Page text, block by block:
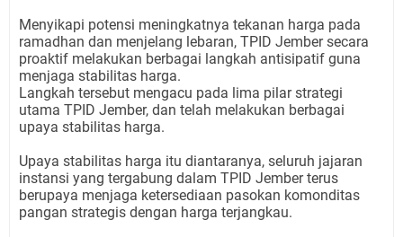
Menyikapi potensi meningkatnya tekanan harga pada
ramadhan dan menjelang lebaran, TPID Jember secara
proaktif melakukan berbagai langkah antisipatif guna
menjaga stabilitas harga.
Langkah tersebut mengacu pada lima pilar strategi
utama TPID Jember, dan telah melakukan berbagai
upaya stabilitas harga.
Upaya stabilitas harga itu diantaranya, seluruh jajaran
instansi yang tergabung dalam TPID Jember terus
berupaya menjaga ketersediaan pasokan komonditas
pangan strategis dengan harga terjangkau.